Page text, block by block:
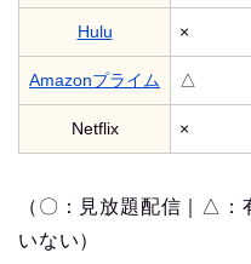
Hulu ×
Amazonプライム △
Netflix ×
（〇：見放題配信｜△：
いない）